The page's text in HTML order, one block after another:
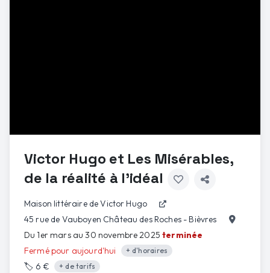
Victor Hugo et Les Misérables,
de la réalité à l'idéal
Maison littéraire de Victor Hugo
45 rue de Vauboyen Château des Roches - Bièvres
Du 1er mars au 30 novembre 2025terminée
Fermé pour aujourd'hui
+ d'horaires
🏷️ 6 € + de tarifs